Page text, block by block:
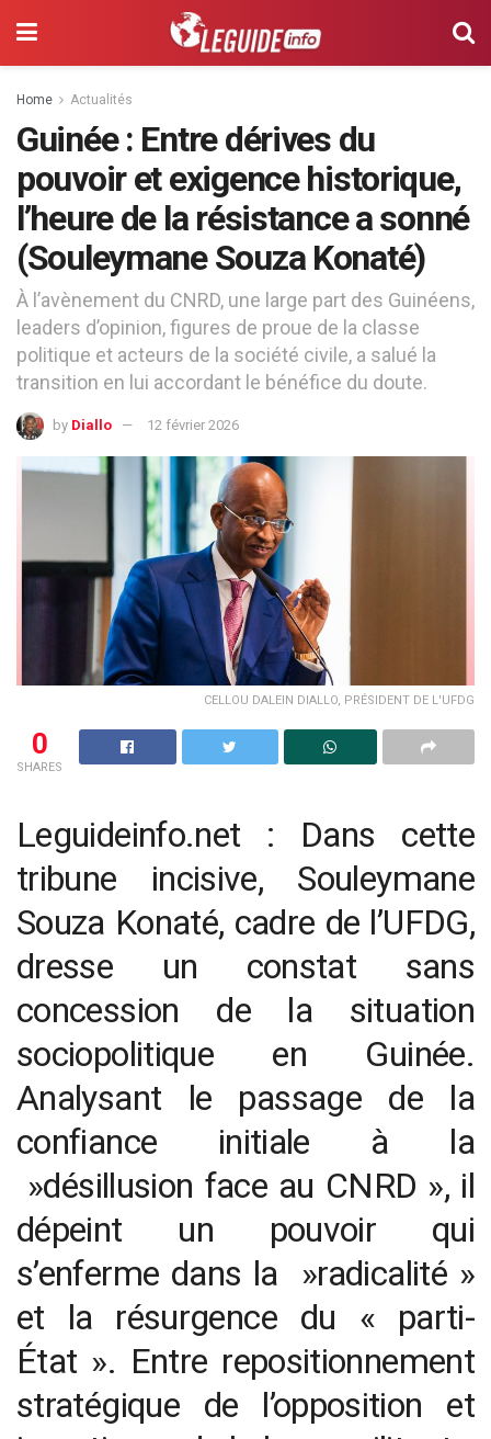
Home Actualités
Guinée : Entre dérives du
pouvoir et exigence historique,
l’heure de la résistance a sonné
(Souleymane Souza Konaté)
À l’avènement du CNRD, une large part des Guinéens,
leaders d’opinion, figures de proue de la classe
politique et acteurs de la société civile, a salué la
transition en lui accordant le bénéfice du doute.
by Diallo 12 février 2026
CELLOU DALEIN DIALLO, PRÉSIDENT DE L'UFDG
0
SHARES
Leguideinfo.net : Dans cette
tribune incisive, Souleymane
Souza Konaté, cadre de l’UFDG,
dresse un constat sans
concession de la situation
sociopolitique en Guinée.
Analysant le passage de la
confiance initiale à la
»désillusion face au CNRD », il
dépeint un pouvoir qui
s’enferme dans la »radicalité »
et la résurgence du « parti-
État ». Entre repositionnement
stratégique de l’opposition et